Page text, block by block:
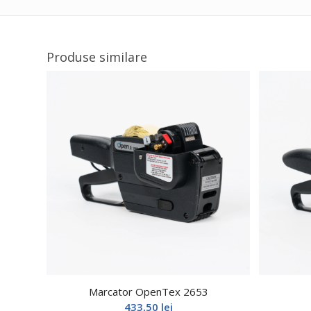
Produse similare
Marcator OpenTex 2653
433,50 lei